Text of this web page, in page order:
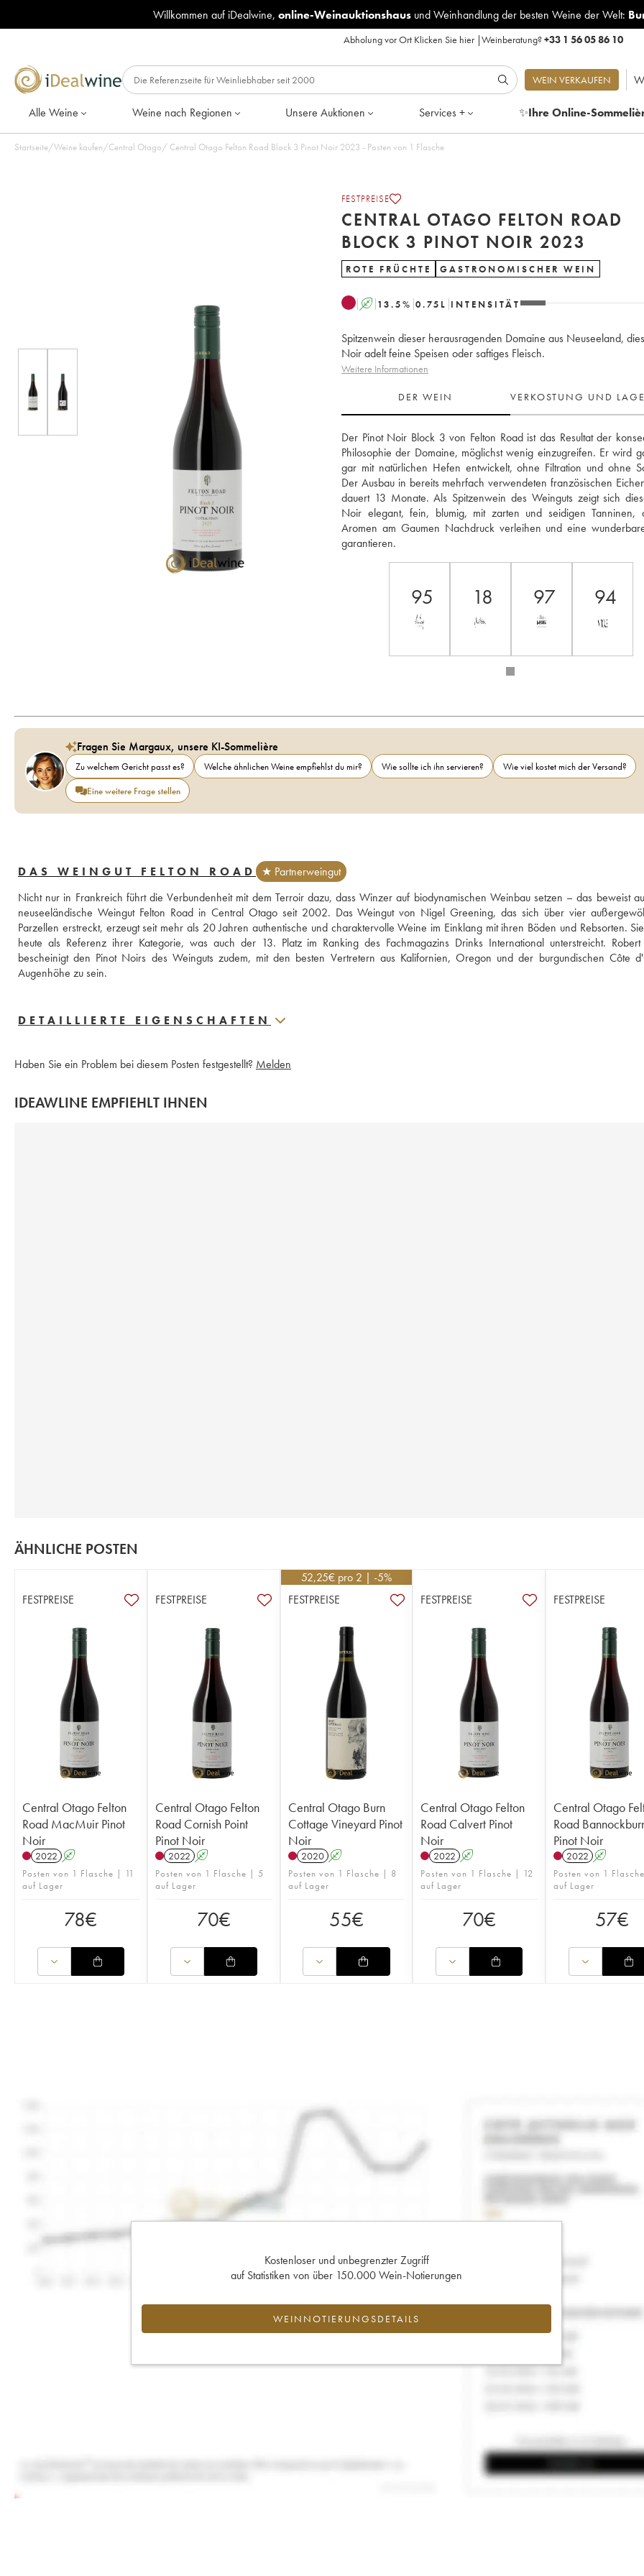
Willkommen auf iDealwine, online-Weinauktionshausund Weinhandlung der besten Weine der Welt:
Abholung vor Ort Klicken Sie hier|Weinberatung?+33 1 56 05 86 10
WEIN VERKAUFEN
Alle Weine Weine nach Regionen Unsere Auktionen Services + ✨Ihre Online-
Startseite/Weine kaufen/Central Otago/ Central Otago Felton Road Block 3 Pinot Noir 2023 - Posten von 1 Flasche
FESTPREISE
CENTRAL OTAGO FELTON ROAD
BLOCK 3 PINOT NOIR 2023
ROTE FRÜCHTE GASTRONOMISCHER WEIN
A 13.5% 0.75 L INTENSITÄT
Spitzenwein dieser herausragenden Domaine aus Neuseeland,
Noir adelt feine Speisen oder saftiges Fleisch.
Weitere Informationen
DER WEIN VERKOSTUNG UND
Der Pinot Noir Block 3 von Felton Road ist das Resultat der
Philosophie der Domaine, möglichst wenig einzugreifen. Er wird
gar mit natürlichen Hefen entwickelt, ohne Filtration und ohne
Der Ausbau in bereits mehrfach verwendeten französischen
dauert 13 Monate. Als Spitzenwein des Weinguts zeigt sich
Noir elegant, fein, blumig, mit zarten und seidigen Tanninen,
Aromen am Gaumen Nachdruck verleihen und eine
garantieren.
95 18 97 94
Fragen Sie Margaux, unsere KI-Sommelière
Zu welchem Gericht passt es? Welche ähnlichen Weine empfiehlst du mir? Wie sollte ich ihn servieren?
Wie viel kostet mich der Versand?
Eine weitere Frage stellen
DAS WEINGUT FELTON ROAD
★ Partnerweingut
Nicht nur in Frankreich führt die Verbundenheit mit dem Terroir dazu, dass Winzer auf biodynamischen Weinbau setzen – das beweist
neuseeländische Weingut Felton Road in Central Otago seit 2002. Das Weingut von Nigel Greening, das sich über vier
Parzellen erstreckt, erzeugt seit mehr als 20 Jahren authentische und charaktervolle Weine im Einklang mit ihren Böden und Rebsorten.
heute als Referenz ihrer Kategorie, was auch der 13. Platz im Ranking des Fachmagazins Drinks International unterstreicht. Robert
bescheinigt den Pinot Noirs des Weinguts zudem, mit den besten Vertretern aus Kalifornien, Oregon und der burgundischen Côte
Augenhöhe zu sein.
DETAILLIERTE EIGENSCHAFTEN
Haben Sie ein Problem bei diesem Posten festgestellt? Melden
IDEAWLINE EMPFIEHLT IHNEN
ÄHNLICHE POSTEN
FESTPREISE
Central Otago Felton
Road MacMuir Pinot
Noir
2022 A
Posten von 1 Flasche | 11
auf Lager
78€
FESTPREISE
Central Otago Felton
Road Cornish Point
Pinot Noir
2022 A
Posten von 1 Flasche | 5
auf Lager
70€
52,25€ pro 2 | -5%
FESTPREISE
Central Otago Burn
Cottage Vineyard Pinot
Noir
2020 A
Posten von 1 Flasche | 8
auf Lager
55€
FESTPREISE
Central Otago Felton
Road Calvert Pinot
Noir
2022 A
Posten von 1 Flasche | 12
auf Lager
70€
FESTPREISE
Central Otago
Road
Pinot Noir
2022 A
Posten von 1
auf Lager
57€
Kostenloser und unbegrenzter Zugriff
auf Statistiken von über 150.000 Wein-Notierungen
WEINNOTIERUNGSDETAILS